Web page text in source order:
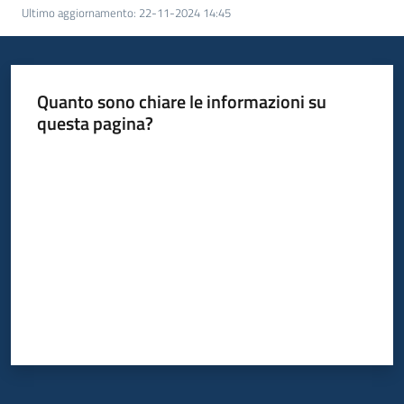
Ultimo aggiornamento: 22-11-2024 14:45
Quanto sono chiare le informazioni su
questa pagina?